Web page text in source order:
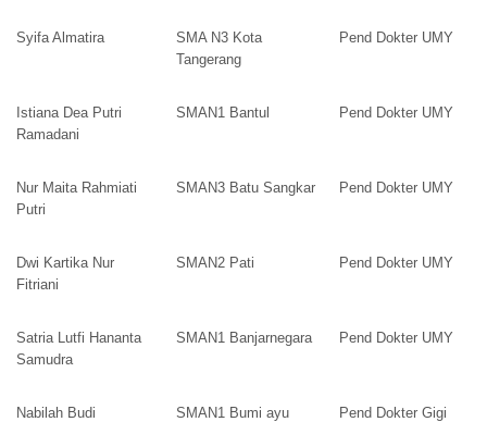
Syifa Almatira
SMA N3 Kota
Tangerang
Pend Dokter UMY
Istiana Dea Putri
Ramadani
SMAN1 Bantul Pend Dokter UMY
Nur Maita Rahmiati
Putri
SMAN3 Batu Sangkar Pend Dokter UMY
Dwi Kartika Nur
Fitriani
SMAN2 Pati Pend Dokter UMY
Satria Lutfi Hananta
Samudra
SMAN1 Banjarnegara Pend Dokter UMY
Nabilah Budi SMAN1 Bumi ayu Pend Dokter Gigi